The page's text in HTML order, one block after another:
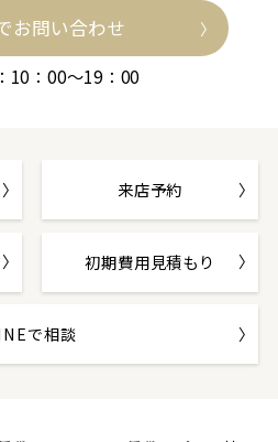
お問い合わせ
10：00～19：00
来店予約
初期費用見積もり
で相談